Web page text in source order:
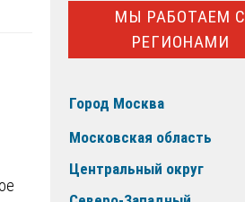
МЫ РАБОТАЕМ С
РЕГИОНАМИ
Город Москва
Московская область
Центральный округ